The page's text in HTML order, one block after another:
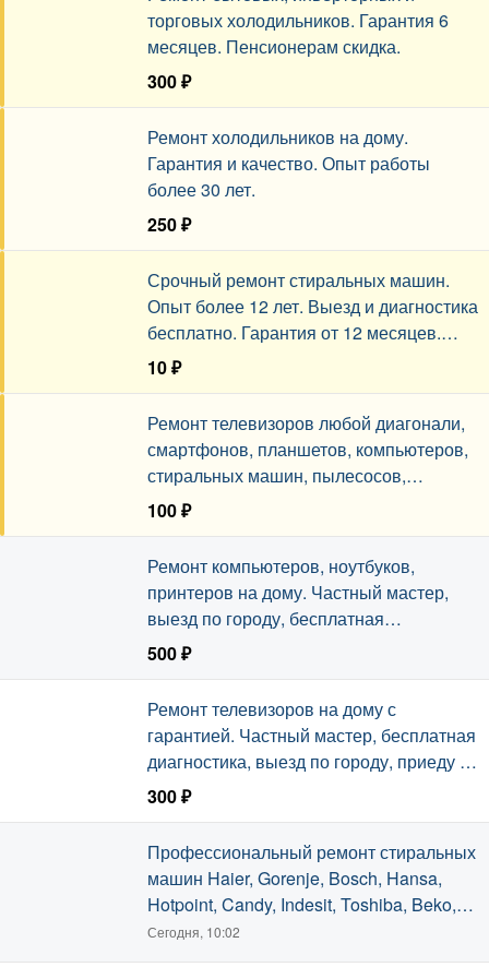
торговых холодильников. Гарантия 6
месяцев. Пенсионерам скидка.
300 ₽
Сегодня, 08:01
Ремонт холодильников на дому.
Гарантия и качество. Опыт работы
более 30 лет.
250 ₽
Вчера, 22:57
Срочный ремонт стиральных машин.
Опыт более 12 лет. Выезд и диагностика
бесплатно. Гарантия от 12 месяцев.
Установка и продажа б/у машин.
10 ₽
Вчера, 15:09
Ремонт телевизоров любой диагонали,
смартфонов, планшетов, компьютеров,
стиральных машин, пылесосов,
микроволновых печей и другой техники.
100 ₽
Вчера, 14:05
Ремонт компьютеров, ноутбуков,
принтеров на дому. Частный мастер,
выезд по городу, бесплатная
диагностика. Установка Windows,
500 ₽
Сегодня, 10:57
Ремонт телевизоров на дому с
гарантией. Частный мастер, бесплатная
диагностика, выезд по городу, приеду в
день обращения.
300 ₽
Сегодня, 10:57
Профессиональный ремонт стиральных
машин Haier, Gorenje, Bosch, Hansa,
Hotpoint, Candy, Indesit, Toshiba, Beko,
LG, Samsung и других.
Сегодня, 10:02